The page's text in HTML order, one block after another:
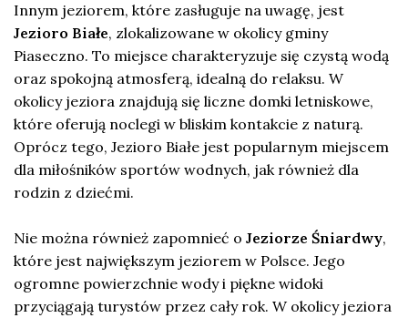
Innym jeziorem, które zasługuje na uwagę, jest
Jezioro Białe, zlokalizowane w okolicy gminy
Piaseczno. To miejsce charakteryzuje się czystą wodą
oraz spokojną atmosferą, idealną do relaksu. W
okolicy jeziora znajdują się liczne domki letniskowe,
które oferują noclegi w bliskim kontakcie z naturą.
Oprócz tego, Jezioro Białe jest popularnym miejscem
dla miłośników sportów wodnych, jak również dla
rodzin z dziećmi.
Nie można również zapomnieć o Jeziorze Śniardwy,
które jest największym jeziorem w Polsce. Jego
ogromne powierzchnie wody i piękne widoki
przyciągają turystów przez cały rok. W okolicy jeziora